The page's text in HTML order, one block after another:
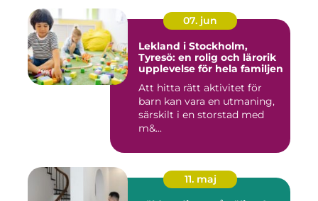
07. jun
Lekland i Stockholm,
Tyresö: en rolig och lärorik
upplevelse för hela familjen
Att hitta rätt aktivitet för
barn kan vara en utmaning,
särskilt i en storstad med
m&...
11. maj